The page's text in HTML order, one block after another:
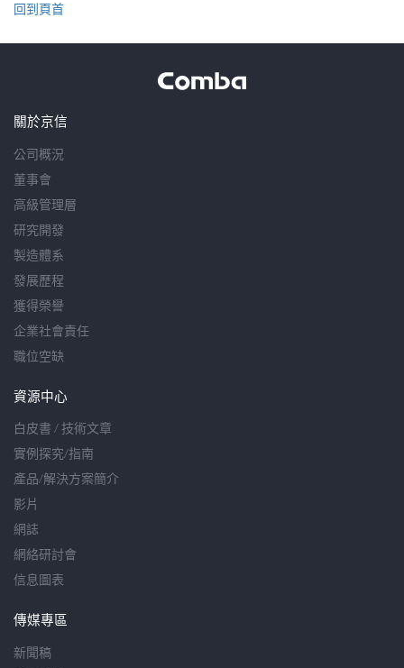
回到頁首
關於京信
公司概況
董事會
高級管理層
研究開發
製造體系
發展歷程
獲得榮譽
企業社會責任
職位空缺
資源中心
白皮書 / 技術文章
實例探究/指南
產品/解決方案簡介
影片
網誌
網絡研討會
信息圖表
傳媒專區
新聞稿